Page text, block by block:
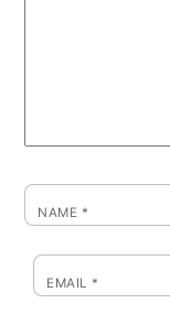
NAME *
EMAIL *